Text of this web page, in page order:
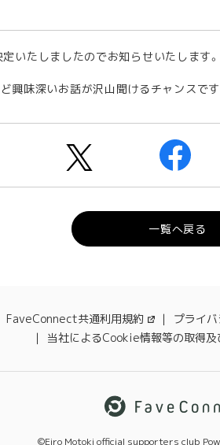
たしましたのでお知らせいたします。
興味深いお話が沢山聞けるチャンスです
一覧へ戻る
FaveConnect共通利用規約 プライ
当社によるCookie情報等の取得
©Eiro Motoki official supporters club